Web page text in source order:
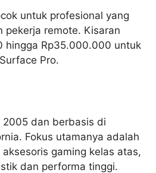
untuk profesional yang
pekerja remote. Kisaran
hingga Rp35.000.000 untuk
Pro.
2005 dan berbasis di
Fokus utamanya adalah
gaming kelas atas,
dan performa tinggi.